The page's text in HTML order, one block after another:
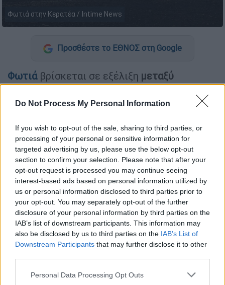
Do Not Process My Personal Information
If you wish to opt-out of the sale, sharing to third parties, or
processing of your personal or sensitive information for
targeted advertising by us, please use the below opt-out
section to confirm your selection. Please note that after your
opt-out request is processed you may continue seeing
interest-based ads based on personal information utilized by
us or personal information disclosed to third parties prior to
your opt-out. You may separately opt-out of the further
disclosure of your personal information by third parties on the
IAB’s list of downstream participants. This information may
also be disclosed by us to third parties on the IAB’s List of
Downstream Participants that may further disclose it to other
Please note that this website/app uses one or more Google
Personal Data Processing Opt Outs
Φωτιά στην Κερατέα / Intime News
Προσθέστε το ΕΘΝΟΣ στη Google
Φωτιάβρίσκεται σε εξέλιξη μεταξύ
Πετραλώνων και Μαγγανιακού, στοΔήμο
Μεσσήνης.
ΔΙΑΒΑΣΤΕ ΕΠΙΣΗΣ
Ελλάδα|11.08.2025 12:22
Το τελευταίο αντίο στη Λένα Σαμαρά
– Γνωστοί, φίλοι και πολιτικοί
αποχαιρετούν την κόρη του πρώην
πρωθυπουργού
Ελλάδα|11.08.2025 12:37
Φωτιά τώρα στα Σταυράκια
Ηρακλείου Κρήτης